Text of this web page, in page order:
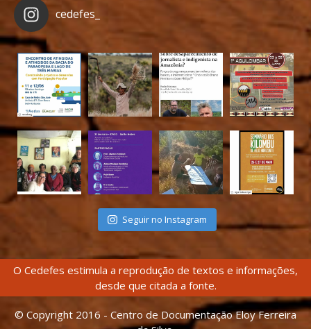
cedefes_
Seguir no Instagram
O Cedefes estimula a reprodução de textos e informações,
desde que citada a fonte.
© Copyright 2016 - Centro de Documentação Eloy Ferreira